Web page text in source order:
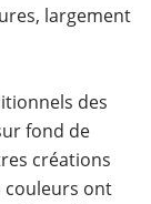
largement
des
fond de
créations
couleurs ont